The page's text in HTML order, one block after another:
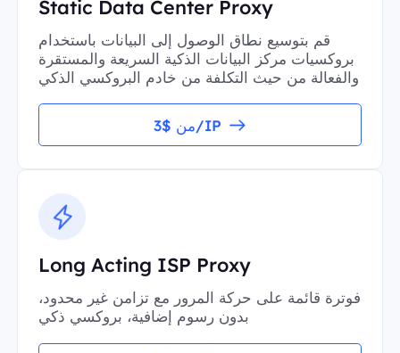
Static Data Center Proxy
قم بتوسيع نطاق الوصول إلى البيانات باستخدام
بروكسيات مركز البيانات الذكية السريعة والمستقرة
والفعالة من حيث التكلفة من خادم البروكسي الذكي
من $3/IP
Long Acting ISP Proxy
فوترة قائمة على حركة المرور مع تزامن غير محدود،
بدون رسوم إضافية، بروكسي ذكي